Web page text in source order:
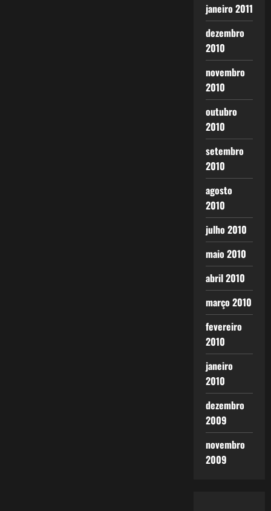
janeiro 2011
dezembro
2010
novembro
2010
outubro
2010
setembro
2010
agosto
2010
julho 2010
maio 2010
abril 2010
março 2010
fevereiro
2010
janeiro
2010
dezembro
2009
novembro
2009